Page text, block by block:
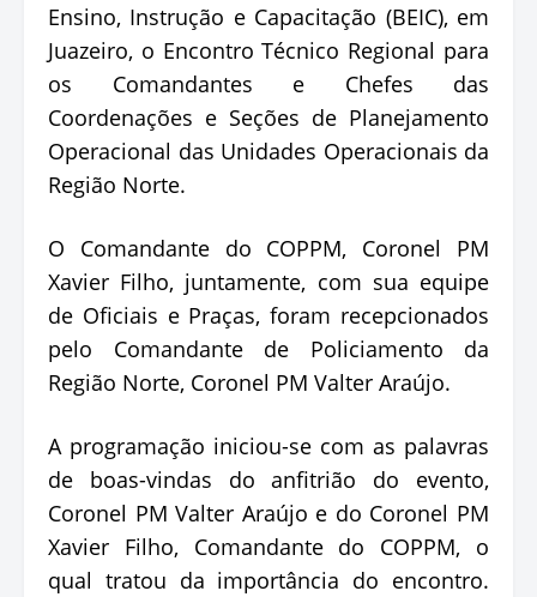
Ensino, Instrução e Capacitação (BEIC), em
Juazeiro, o Encontro Técnico Regional para
os Comandantes e Chefes das
Coordenações e Seções de Planejamento
Operacional das Unidades Operacionais da
Região Norte.
O Comandante do COPPM, Coronel PM
Xavier Filho, juntamente, com sua equipe
de Oficiais e Praças, foram recepcionados
pelo Comandante de Policiamento da
Região Norte, Coronel PM Valter Araújo.
A programação iniciou-se com as palavras
de boas-vindas do anfitrião do evento,
Coronel PM Valter Araújo e do Coronel PM
Xavier Filho, Comandante do COPPM, o
qual tratou da importância do encontro.